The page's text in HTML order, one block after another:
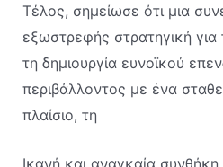
Τέλος, σημείωσε ότι μια
εξωστρεφής στρατηγική
τη δημιουργία ευνοϊκού
περιβάλλοντος με ένα
πλαίσιο, τη